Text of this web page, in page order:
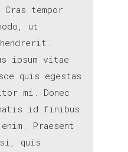
tempor
ut
ipsum vitae
quis egestas
mi. Donec
id finibus
Praesent
quis